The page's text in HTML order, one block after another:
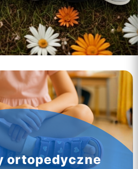
ortopedyczne